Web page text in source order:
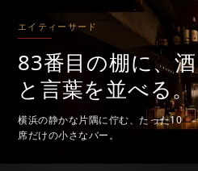
エイティーサード
83番目の棚に、酒
と言葉を並べる。
横浜の静かな片隅に佇む、たった10
席だけの小さなバー。